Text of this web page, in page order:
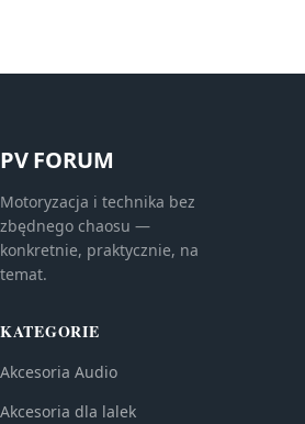
PV FORUM
Motoryzacja i technika bez
zbędnego chaosu —
konkretnie, praktycznie, na
temat.
KATEGORIE
Akcesoria Audio
Akcesoria dla lalek